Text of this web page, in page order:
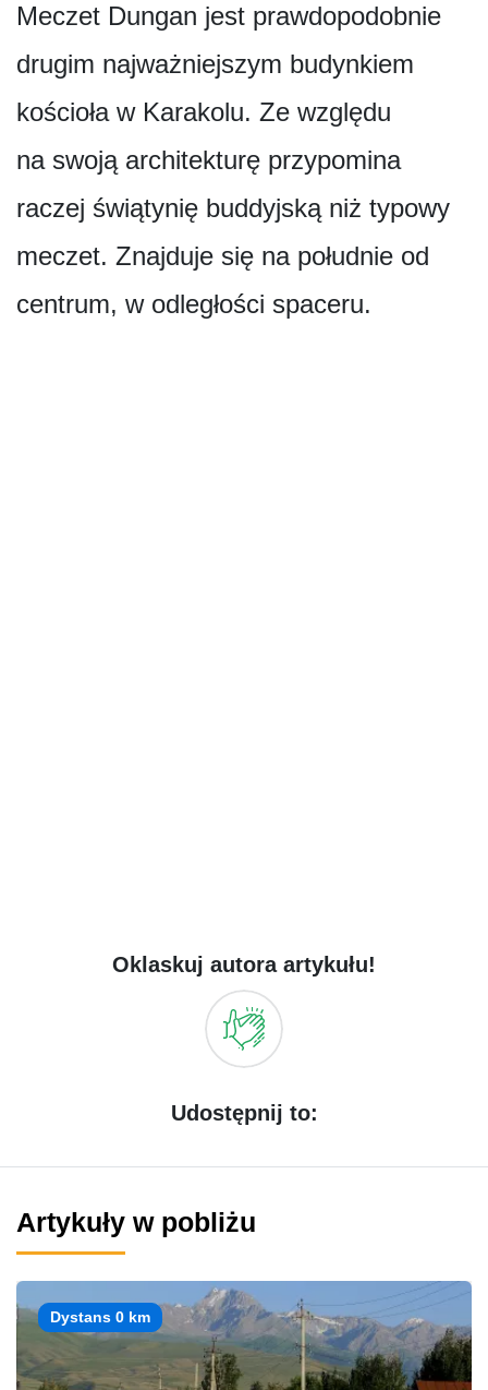
Meczet Dungan jest prawdopodobnie
drugim najważniejszym budynkiem
kościoła w Karakolu. Ze względu
na swoją architekturę przypomina
raczej świątynię buddyjską niż typowy
meczet. Znajduje się na południe od
centrum, w odległości spaceru.
Oklaskuj autora artykułu!
Udostępnij to:
Artykuły w pobliżu
Dystans 0 km